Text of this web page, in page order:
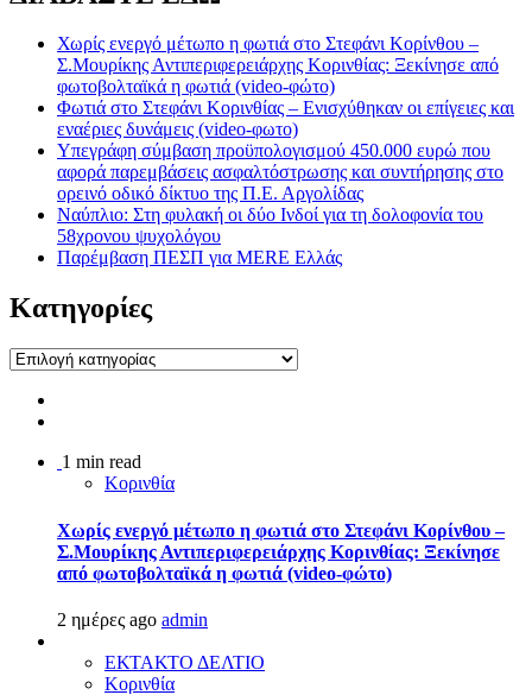
Χωρίς ενεργό μέτωπο η φωτιά στο Στεφάνι Κορίνθου –
Σ.Μουρίκης Αντιπεριφερειάρχης Κορινθίας: Ξεκίνησε από
φωτοβολταϊκά η φωτιά (video-φώτο)
Φωτιά στο Στεφάνι Κορινθίας – Ενισχύθηκαν οι επίγειες και
εναέριες δυνάμεις (video-φωτο)
Υπεγράφη σύμβαση προϋπολογισμού 450.000 ευρώ που
αφορά παρεμβάσεις ασφαλτόστρωσης και συντήρησης στο
ορεινό οδικό δίκτυο της Π.Ε. Αργολίδας
Ναύπλιο: Στη φυλακή οι δύο Ινδοί για τη δολοφονία του
58χρονου ψυχολόγου
Παρέμβαση ΠΕΣΠ για MERE Ελλάς
Kατηγορίες
Kατηγορίες
1 min read
Κορινθία
Χωρίς ενεργό μέτωπο η φωτιά στο Στεφάνι Κορίνθου –
Σ.Μουρίκης Αντιπεριφερειάρχης Κορινθίας: Ξεκίνησε
από φωτοβολταϊκά η φωτιά (video-φώτο)
2 ημέρες ago admin
ΕΚΤΑΚΤΟ ΔΕΛΤΙΟ
Κορινθία